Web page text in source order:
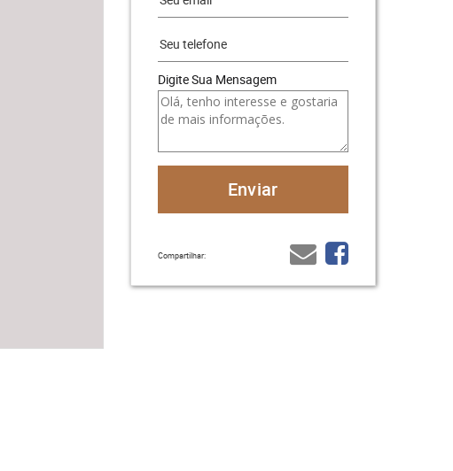
Digite Sua Mensagem
Compartilhar: